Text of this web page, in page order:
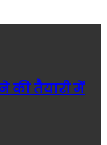
की तैयारी में